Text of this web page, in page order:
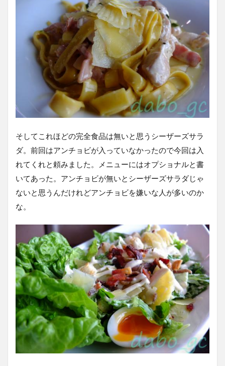
そしてこれほどの完全食品は無いと思うシーザーズサラ
ダ。前回はアンチョビが入っていなかったので今回は入
れてくれと頼みました。メニューにはオプショナルと書
いてあった。アンチョビが無いとシーザーズサラダじゃ
ないと思うんだけれどアンチョビを嫌いな人が多いのか
な。